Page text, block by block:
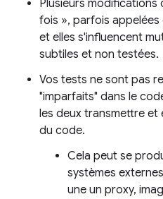
Plusieurs
fois », parfois
et elles s'influencent
subtiles et non testées.
Vos tests ne sont pas
"imparfaits" dans le
les deux transmettre
du code.
Cela peut se
systèmes
une un proxy,